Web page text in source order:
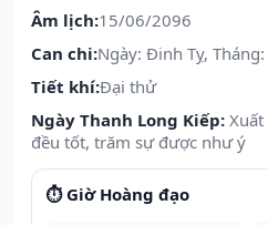
Âm lịch:15/06/2096
Can chi:Ngày: Đinh Tỵ,
Tiết khí:Đại thử
Ngày Thanh Long Kiếp:
đều tốt, trăm sự được như ý
⏱️ Giờ Hoàng đạo